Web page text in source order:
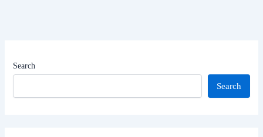
Search
Search